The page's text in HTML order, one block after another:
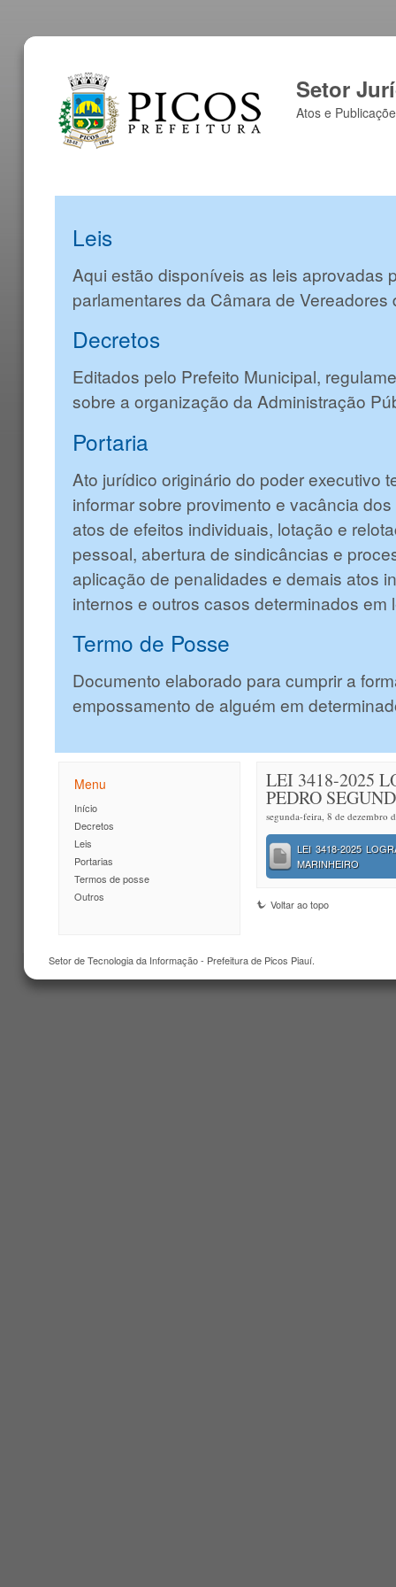
Setor
Atos e
Leis
Aqui estão disponíveis as leis aprovadas
parlamentares da Câmara de Vereadores
Decretos
Editados pelo Prefeito Municipal,
sobre a organização da Administração
Portaria
Ato jurídico originário do poder executivo
informar sobre provimento e vacância
atos de efeitos individuais, lotação e
pessoal, abertura de sindicâncias e
aplicação de penalidades e demais atos
internos e outros casos determinados em
Termo de Posse
Documento elaborado para cumprir a
empossamento de alguém em
Menu
Início
Decretos
Leis
Portarias
Termos de posse
Outros
LEI 3418-2025
PEDRO
segunda-feira, 8 de dezembro
LEI 3418-2025
MARINHEIRO
Voltar ao topo
Setor de Tecnologia da Informação - Prefeitura de Picos Piauí.